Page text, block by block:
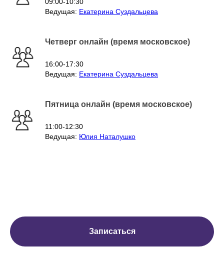
Ведущая: Екатерина Суздальцева
Четверг онлайн (время московское)
16:00-17:30
Ведущая: Екатерина Суздальцева
Пятница онлайн (время московское)
11:00-12:30
Ведущая: Юлия Наталушко
Записаться